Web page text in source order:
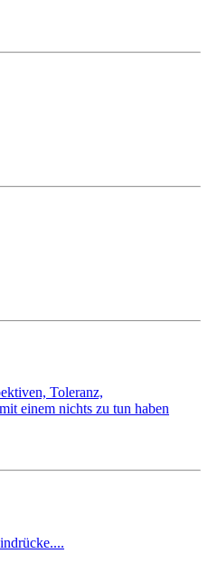
Toleranz,
einem nichts zu tun haben